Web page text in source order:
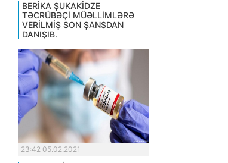
BERİKA ŞUKAKİDZE
TƏCRÜBƏÇİ MÜƏLLİMLƏRƏ
VERİLMİŞ SON ŞANSDAN
DANIŞIB.
23:42 05.02.2021